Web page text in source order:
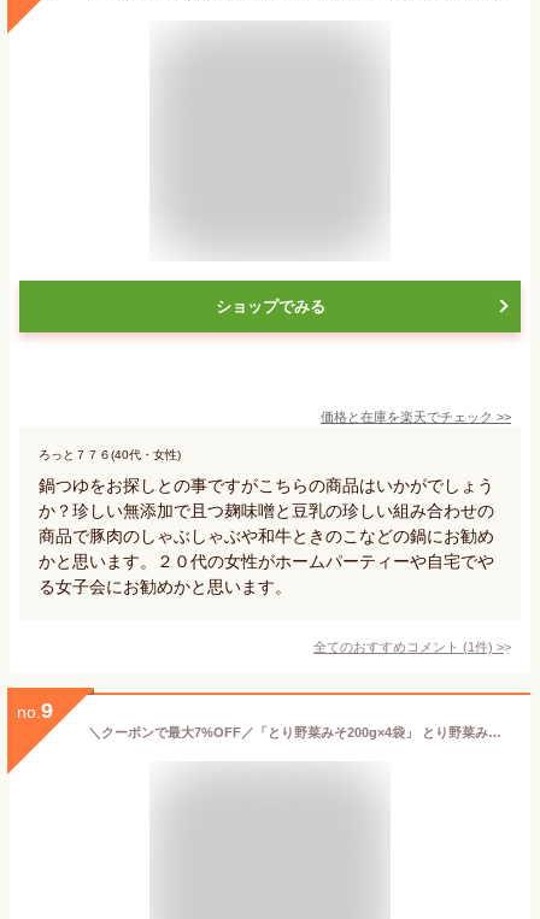
ショップでみる
価格と在庫を楽天でチェック >>
ろっと７７６(40代・女性)
鍋つゆをお探しとの事ですがこちらの商品はいかがでしょう
か？珍しい無添加で且つ麹味噌と豆乳の珍しい組み合わせの
商品で豚肉のしゃぶしゃぶや和牛ときのこなどの鍋にお勧め
かと思います。２０代の女性がホームパーティーや自宅でや
る女子会にお勧めかと思います。
全てのおすすめコメント (1件) >
no. 9
＼クーポンで最大7%OFF／「とり野菜みそ200g×4袋」 とり野菜みそ 味噌 お試し まつや 200g 4袋セット メール便 送料無料 とり野菜 時短料理 時短ごはん 鍋の素 鍋スープ 鍋 手軽 簡単調理 鍋セット 買いまわり もう一品